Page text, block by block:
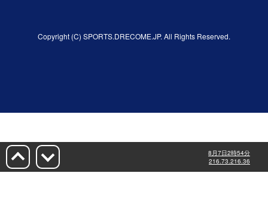
8月7日2時54分
216.73.216.36
Copyright (C) SPORTS.DRECOME.JP. All Rights Reserved.